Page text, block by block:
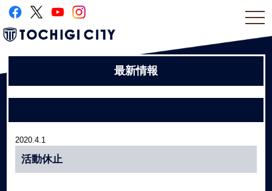
最新情報
2020.4.1
活動休止